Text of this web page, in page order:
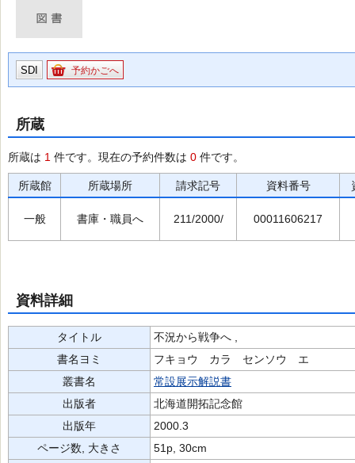
SDI 予約かごへ
所蔵
所蔵は 1 件です。現在の予約件数は 0 件です。
所蔵館 所蔵場所 請求記号 資料番号
一般 書庫・職員へ 211/2000/ 00011606217
資料詳細
タイトル
不況から戦争へ ,
書名ヨミ
フキョウ カラ センソウ エ
叢書名
常設展示解説書
出版者
北海道開拓記念館
出版年
2000.3
ページ数, 大きさ
51p, 30cm